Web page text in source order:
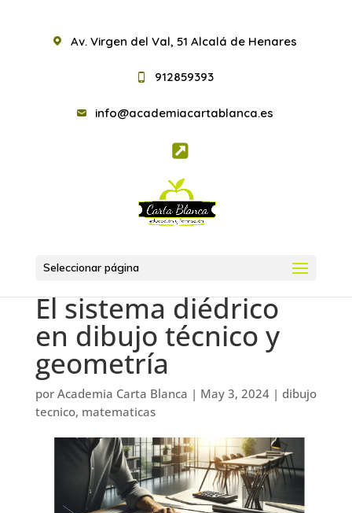
Av. Virgen del Val, 51 Alcalá de Henares
912859393
info@academiacartablanca.es
Seleccionar página
El sistema diédrico
en dibujo técnico y
geometría
por Academia Carta Blanca | May 3, 2024| dibujo
tecnico, matematicas